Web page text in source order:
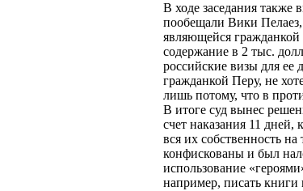
В ходе заседания также
пообещали Вики
являющейся
содержание в 2 тыс.
российские визы для ее
гражданкой Перу, не
лишь потому, что в
В итоге суд вынес
счет наказания 11
вся их собственность
конфискованы и был
использование
например, писать